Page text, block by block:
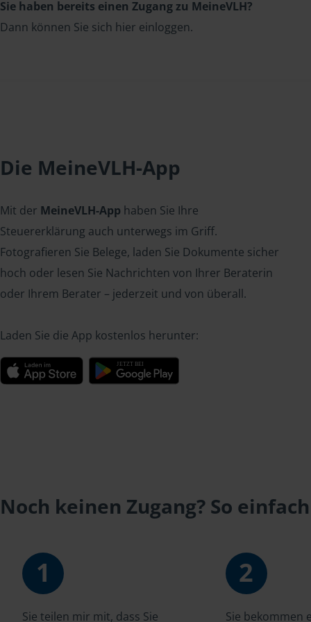
Sie haben bereits einen Zugang zu MeineVLH?
Dann können Sie sich hier einloggen.
Die MeineVLH-App
Mit der MeineVLH-App haben Sie Ihre
Steuererklärung auch unterwegs im Griff.
Fotografieren Sie Belege, laden Sie Dokumente sicher
hoch oder lesen Sie Nachrichten von Ihrer Beraterin
oder Ihrem Berater – jederzeit und von überall.
Laden Sie die App kostenlos herunter:
Noch keinen Zugang? So
1
Sie teilen mir mit, dass Sie
2
Sie bekommen